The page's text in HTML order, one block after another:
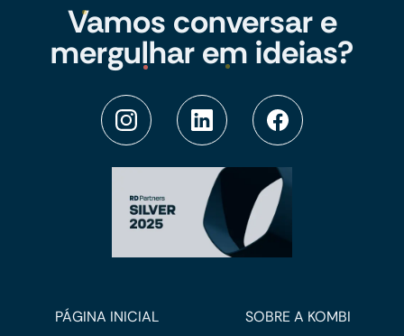
Vamos conversar e
mergulhar em ideias?
PÁGINA INICIAL SOBRE A KOMBI